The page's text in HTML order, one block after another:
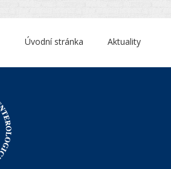
Aktuality
Úvodní stránka